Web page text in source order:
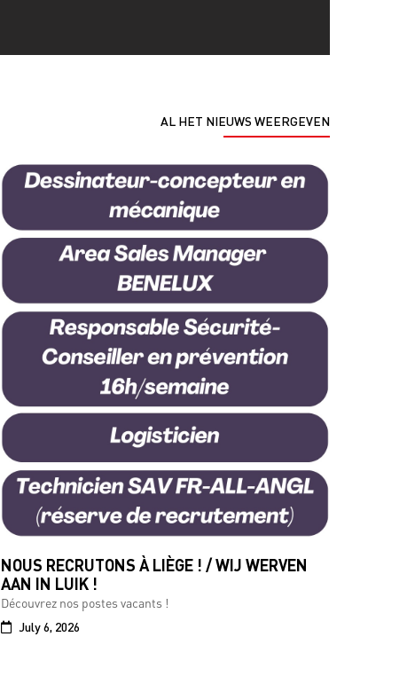
AL HET NIEUWS WEERGEVEN
NOUS RECRUTONS À LIÈGE ! / WIJ WERVEN
AAN IN LUIK !
Découvrez nos postes vacants !
July 6, 2026